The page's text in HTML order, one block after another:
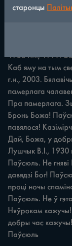
зы чэнні Каб
1936 г.н., 1999.
Каб яму на тым
г.н., 2003.
памерлага
Пра памерлага.
Бронь Божа!
павялося!
Дай, Божа, у
Лушчык В.І., 1930
Паўсюль. Не
давядзі Бог!
проці ночы
Паўсюль. Не ў
Няўрокам
добры час
Паўсюль
старонцы